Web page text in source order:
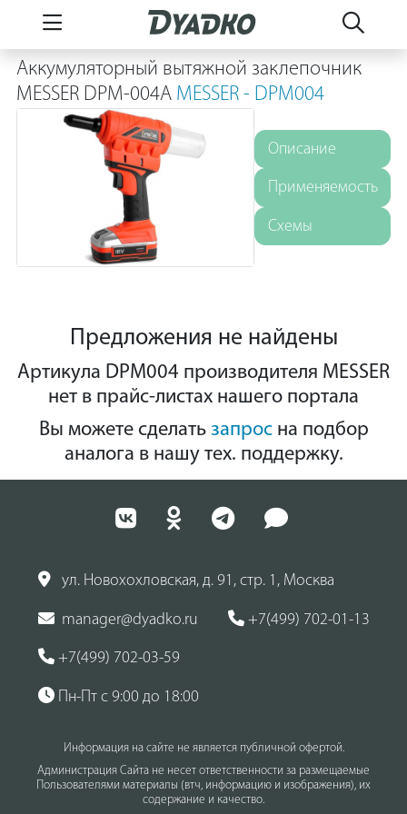
Аккумуляторный вытяжной заклепочник
MESSER DPM-004A MESSER - DPM004
Описание
Применяемость
Схемы
Предложения не найдены
Артикула DPM004 производителя MESSER
нет в прайс-листах нашего портала
Вы можете сделать запросна подбор
аналога в нашу тех. поддержку.
ул. Новохохловская, д. 91, стр. 1, Москва
manager@dyadko.ru +7(499) 702-01-13
+7(499) 702-03-59
Пн-Пт с 9:00 до 18:00
Информация на сайте не является публичной офертой.
Администрация Сайта не несет ответственности за размещаемые
Пользователями материалы (втч, информацию и изображения), их
содержание и качество.